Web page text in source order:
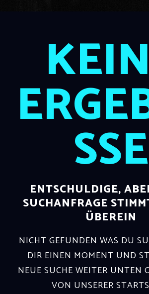
SSE
ENTSCHULDIGE,
SUCHANFRAGE
ÜBEREIN
NICHT GEFUNDEN WAS DU
DIR EINEN MOMENT UND
NEUE SUCHE WEITER UNTEN
VON UNSERER